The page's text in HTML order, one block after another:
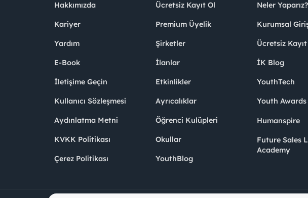
Hakkımızda
Kariyer
Yardım
E-Book
İletişime Geçin
Kullanıcı Sözleşmesi
Aydınlatma Metni
KVKK Politikası
Çerez Politikası
Ücretsiz Kayıt Ol
Premium Üyelik
Şirketler
İlanlar
Etkinlikler
Ayrıcalıklar
Öğrenci Kulüpleri
Okullar
YouthBlog
Neler Yaparız?
Kurumsal
Ücretsiz Kayıt
İK Blog
YouthTech
Youth Awards
Humanspire
Future Sales
Academy